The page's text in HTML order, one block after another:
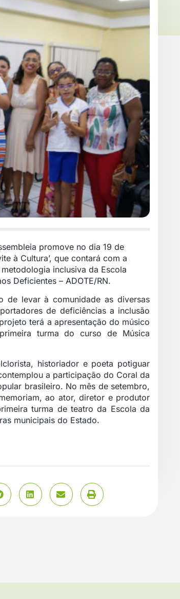
promove no dia 19 de
à Cultura’, que contará com a
inclusiva da Escola
Deficientes – ADOTE/RN.
de levar à comunidade as diversas
de deficiências a inclusão
terá a apresentação do músico
turma do curso de Música
historiador e poeta potiguar
a participação do Coral da
brasileiro. No mês de setembro,
ao ator, diretor e produtor
turma de teatro da Escola da
municipais do Estado.